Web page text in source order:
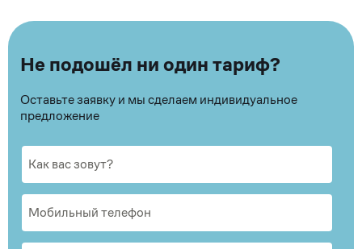
Не подошёл ни один тариф?
Оставьте заявку и мы сделаем индивидуальное
предложение